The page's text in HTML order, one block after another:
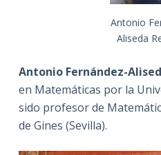
Antonio
Aliseda
Antonio Fernández-
en Matemáticas por la
sido profesor de
de Gines (Sevilla).